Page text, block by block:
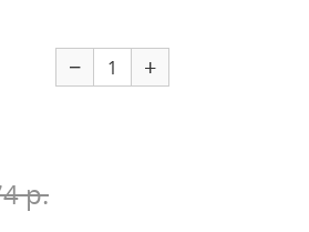
− +
р.